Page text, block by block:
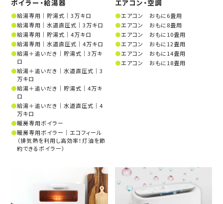
ボイラー・給湯器
給湯専用│貯湯式│3万キロ
給湯専用│水道直圧式│3万キロ
給湯専用│貯湯式│4万キロ
給湯専用│水道直圧式│4万キロ
給湯＋追いだき│貯湯式│3万キ
ロ
給湯＋追いだき│水道直圧式│3
万キロ
給湯＋追いだき│貯湯式│4万キ
ロ
給湯＋追いだき│水道直圧式│4
万キロ
暖房専用ボイラー
暖房専用ボイラー│エコフィール
（排気熱を利用し高効率！灯油を節
約できるボイラー）
エアコン・空調
エアコン おもに6畳用
エアコン おもに8畳用
エアコン おもに10畳用
エアコン おもに12畳用
エアコン おもに14畳用
エアコン おもに18畳用